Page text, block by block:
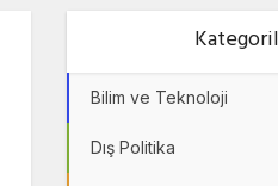
Bilim ve Teknoloji
Dış Politika